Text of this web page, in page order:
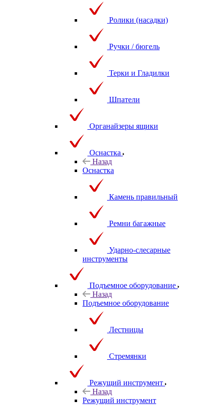
Ролики (насадки)
Ручки / бюгель
Терки и Гладилки
Шпатели
Органайзеры ящики
Оснастка
Назад
Оснастка
Камень правильный
Ремни багажные
Ударно-слесарные
инструменты
Подъемное оборудование
Назад
Подъемное оборудование
Лестницы
Стремянки
Режущий инструмент
Назад
Режущий инструмент